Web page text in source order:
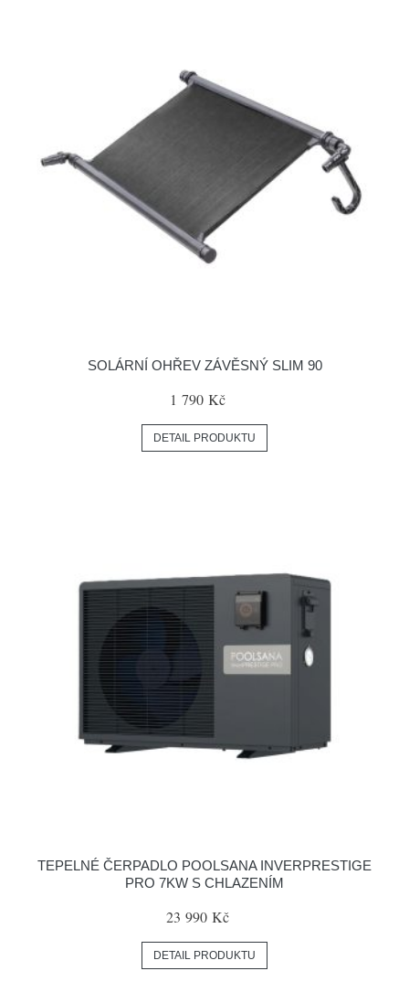
SOLÁRNÍ OHŘEV ZÁVĚSNÝ SLIM 90
1 790 Kč
DETAIL PRODUKTU
TEPELNÉ ČERPADLO POOLSANA INVERPRESTIGE
PRO 7KW S CHLAZENÍM
23 990 Kč
DETAIL PRODUKTU